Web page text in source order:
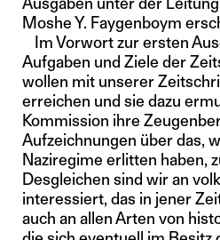
Moshe Y. Faygenboym
Im Vorwort zur ersten
Aufgaben und Ziele der
wollen mit unserer
erreichen und sie dazu
Kommission ihre
Aufzeichnungen über das,
Naziregime erlitten haben,
Desgleichen sind wir an
interessiert, das in jener
auch an allen Arten von